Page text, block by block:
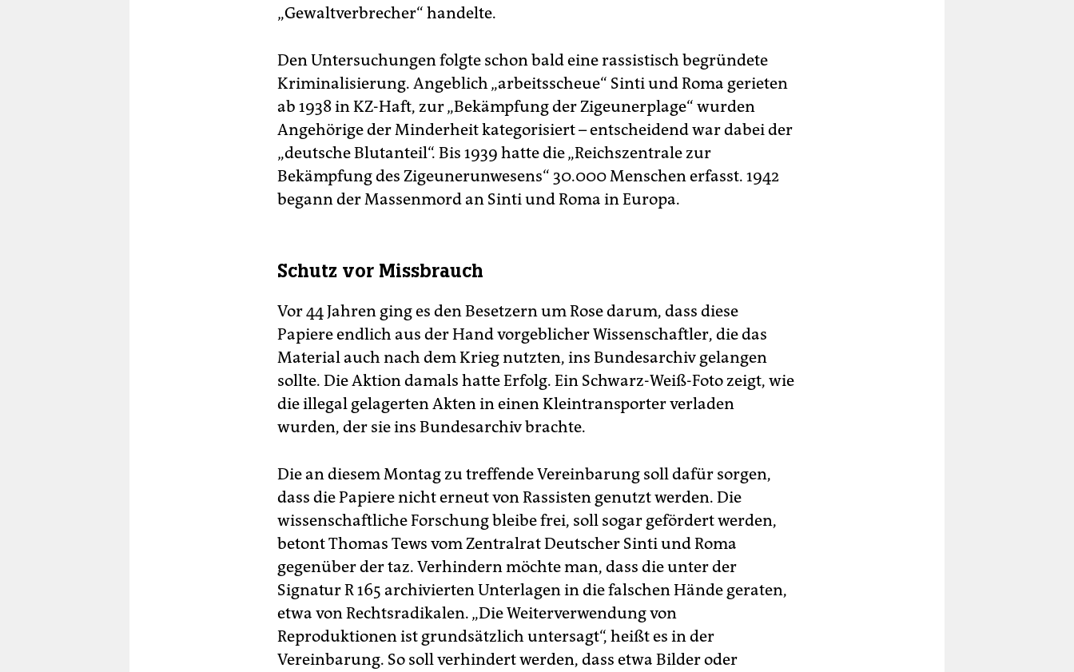
„Gewaltverbrecher“ handelte.
Den Untersuchungen folgte schon bald eine rassistisch begründete
Kriminalisierung. Angeblich „arbeitsscheue“ Sinti und Roma gerieten
ab 1938 in KZ-Haft, zur „Bekämpfung der Zigeunerplage“ wurden
Angehörige der Minderheit kategorisiert – entscheidend war dabei der
„deutsche Blutanteil“. Bis 1939 hatte die „Reichszentrale zur
Bekämpfung des Zigeunerunwesens“ 30.000 Menschen erfasst. 1942
begann der Massenmord an Sinti und Roma in Europa.
Schutz vor Missbrauch
Vor 44 Jahren ging es den Besetzern um Rose darum, dass diese
Papiere endlich aus der Hand vorgeblicher Wissenschaftler, die das
Material auch nach dem Krieg nutzten, ins Bundesarchiv gelangen
sollte. Die Aktion damals hatte Erfolg. Ein Schwarz-Weiß-Foto zeigt, wie
die illegal gelagerten Akten in einen Kleintransporter verladen
wurden, der sie ins Bundesarchiv brachte.
Die an diesem Montag zu treffende Vereinbarung soll dafür sorgen,
dass die Papiere nicht erneut von Rassisten genutzt werden. Die
wissenschaftliche Forschung bleibe frei, soll sogar gefördert werden,
betont Thomas Tews vom Zentralrat Deutscher Sinti und Roma
gegenüber der taz. Verhindern möchte man, dass die unter der
Signatur R 165 archivierten Unterlagen in die falschen Hände geraten,
etwa von Rechtsradikalen. „Die Weiterverwendung von
Reproduktionen ist grundsätzlich untersagt“, heißt es in der
Vereinbarung. So soll verhindert werden, dass etwa Bilder oder